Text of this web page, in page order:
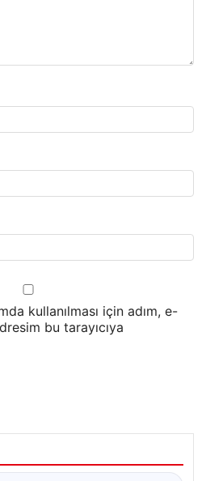
kullanılması için adım, e-
bu tarayıcıya